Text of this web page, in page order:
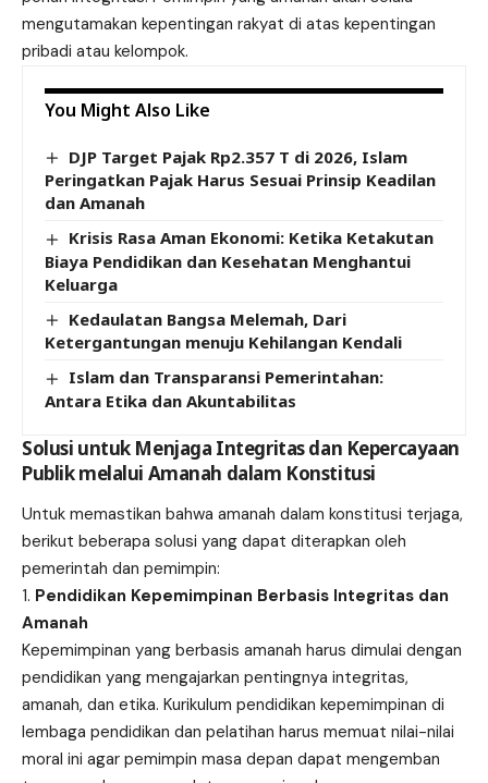
mengutamakan kepentingan rakyat di atas kepentingan
pribadi atau kelompok.
You Might Also Like
DJP Target Pajak Rp2.357 T di 2026, Islam
Peringatkan Pajak Harus Sesuai Prinsip Keadilan
dan Amanah
Krisis Rasa Aman Ekonomi: Ketika Ketakutan
Biaya Pendidikan dan Kesehatan Menghantui
Keluarga
Kedaulatan Bangsa Melemah, Dari
Ketergantungan menuju Kehilangan Kendali
Islam dan Transparansi Pemerintahan:
Antara Etika dan Akuntabilitas
Solusi untuk Menjaga Integritas dan Kepercayaan
Publik melalui Amanah dalam Konstitusi
Untuk memastikan bahwa amanah dalam konstitusi terjaga,
berikut beberapa solusi yang dapat diterapkan oleh
pemerintah dan pemimpin:
Pendidikan Kepemimpinan Berbasis Integritas dan
Amanah
Kepemimpinan yang berbasis amanah harus dimulai dengan
pendidikan yang mengajarkan pentingnya integritas,
amanah, dan etika. Kurikulum pendidikan kepemimpinan di
lembaga pendidikan dan pelatihan harus memuat nilai-nilai
moral ini agar pemimpin masa depan dapat mengemban